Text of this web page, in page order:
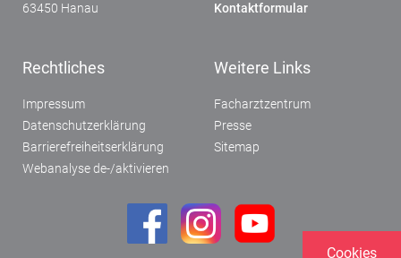
Cookies
63450 Hanau
Kontaktformular
Rechtliches
Impressum
Datenschutzerklärung
Barrierefreiheitserklärung
Webanalyse de-/aktivieren
Weitere Links
Facharztzentrum
Presse
Sitemap